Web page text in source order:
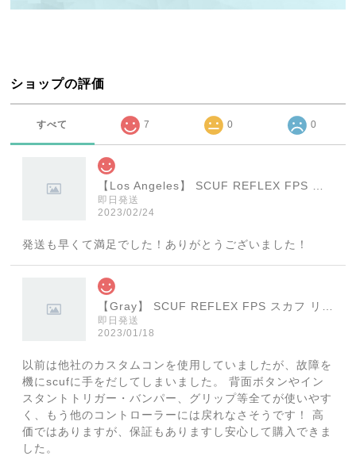
ショップの評価
すべて 7 0 0
【Los Angeles】 SCUF REFLEX FPS スカフ リフレックス エフピーエス
即日発送
2023/02/24
発送も早くて満足でした！ありがとうございました！
【Gray】 SCUF REFLEX FPS スカフ リフレックス エフピーエス
即日発送
2023/01/18
以前は他社のカスタムコンを使用していましたが、故障を
機にscufに手をだしてしまいました。 背面ボタンやイン
スタントトリガー・バンパー、グリップ等全てが使いやす
く、もう他のコントローラーには戻れなさそうです！ 高
価ではありますが、保証もありますし安心して購入できま
した。